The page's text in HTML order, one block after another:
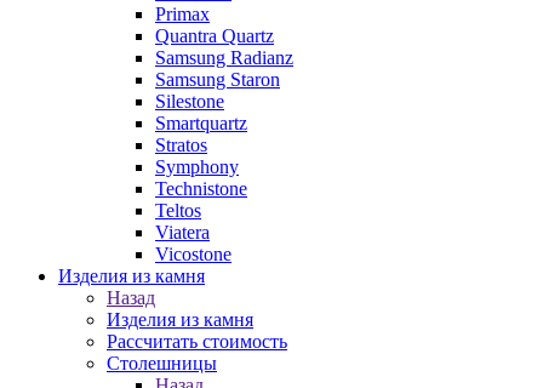
Primax
Quantra Quartz
Samsung Radianz
Samsung Staron
Silestone
Smartquartz
Stratos
Symphony
Technistone
Teltos
Viatera
Vicostone
Изделия из камня
Назад
Изделия из камня
Рассчитать стоимость
Столешницы